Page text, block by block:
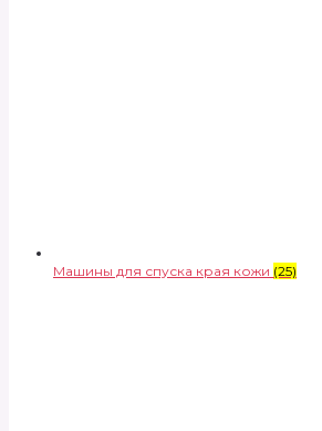
Машины для спуска края кожи (25)